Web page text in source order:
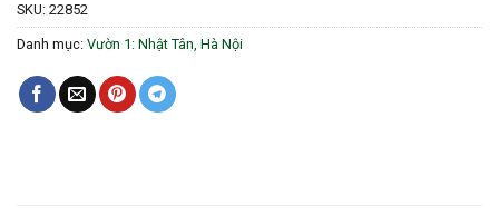
SKU: 22852
Danh mục: Vườn 1: Nhật Tân, Hà Nội